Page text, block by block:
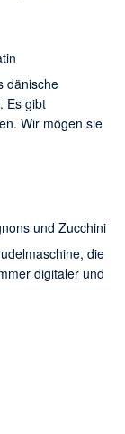
dänische
Es gibt
Wir mögen sie
und Zucchini
die
digitaler und